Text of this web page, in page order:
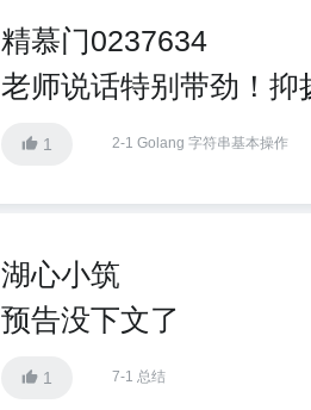
精慕门0237634
老师说话特别带劲！抑
1 2-1 Golang 字符串基本操作
湖心小筑
预告没下文了
1 7-1 总结